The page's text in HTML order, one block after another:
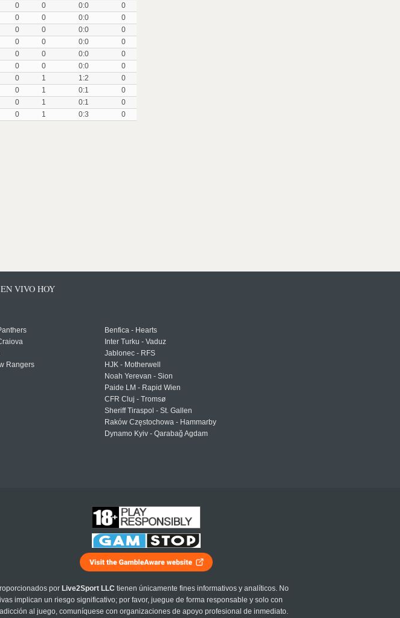
0 0 0:0
0
0 0 0:0
0
0 0 0:0
0
0 0 0:0
0
0 0 0:0
0
0 0 0:0
0
0 1 1:2
0
0 1 0:1
0
0 1 0:1
0
0 1 0:3 0
VIVO HOY
Rangers
Benfica - Hearts
Inter Turku - Vaduz
Jablonec - RFS
HJK - Motherwell
Noah Yerevan - Sion
Paide LM - Rapid Wien
CFR Cluj - Tromsø
Sheriff Tiraspol - St. Gallen
Raków Częstochowa - Hammarby
Dynamo Kyiv - Qarabağ Agdam
por Live2Sport LLC tienen únicamente fines informativos y analíticos. No
implican un riesgo significativo; por favor, juegue de forma responsable y solo con
al juego, comuníquese con organizaciones de apoyo profesional de inmediato.